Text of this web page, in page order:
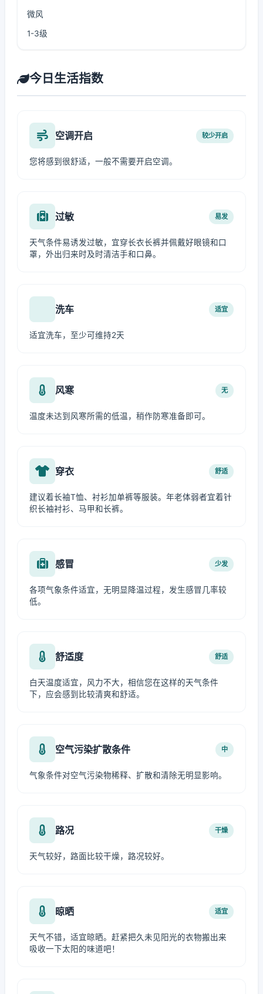
微风
1-3级
今日生活指数
空调开启 较少开启
您将感到很舒适，一般不需要开启空调。
过敏 易发
天气条件易诱发过敏，宜穿长衣长裤并佩戴好眼镜和口
罩，外出归来时及时清洁手和口鼻。
洗车 适宜
适宜洗车，至少可维持2天
风寒 无
温度未达到风寒所需的低温，稍作防寒准备即可。
穿衣 舒适
建议着长袖T恤、衬衫加单裤等服装。年老体弱者宜着针
织长袖衬衫、马甲和长裤。
感冒 少发
各项气象条件适宜，无明显降温过程，发生感冒几率较
低。
舒适度 舒适
白天温度适宜，风力不大，相信您在这样的天气条件
下，应会感到比较清爽和舒适。
空气污染扩散条件 中
气象条件对空气污染物稀释、扩散和清除无明显影响。
路况 干燥
天气较好，路面比较干燥，路况较好。
晾晒 适宜
天气不错，适宜晾晒。赶紧把久未见阳光的衣物搬出来
吸收一下太阳的味道吧！